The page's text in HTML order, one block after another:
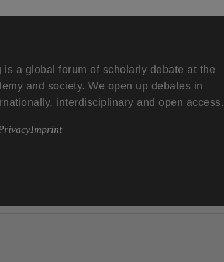
is a global forum of scholarly debate at the
and society. We open up debates in
interdisciplinary and open access.
Imprint